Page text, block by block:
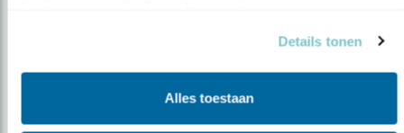
Details tonen
Alles toestaan